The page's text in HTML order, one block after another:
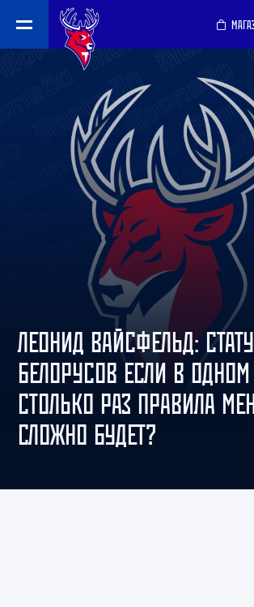
ЛЕОНИД ВАЙСФЕЛЬД:
БЕЛОРУСОВ ЕСЛИ В
СТОЛЬКО РАЗ ПРАВИЛА
СЛОЖНО БУДЕТ?